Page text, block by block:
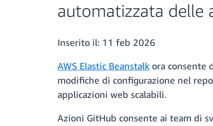
automatizzata delle
Inserito il: 11 feb 2026
AWS Elastic Beanstalk ora consente
modifiche di configurazione nel
applicazioni web scalabili.
Azioni GitHub consente ai team di